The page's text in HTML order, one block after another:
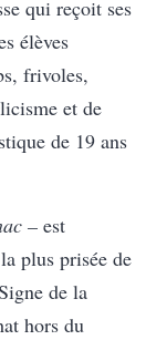
qui reçoit ses
élèves
frivoles,
et de
de 19 ans
– est
plus prisée de
de la
hors du